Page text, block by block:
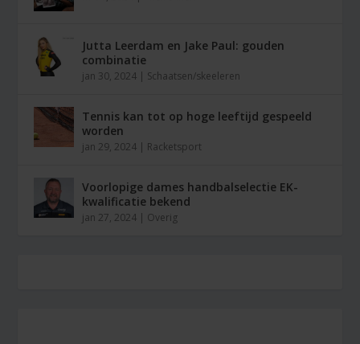
Jutta Leerdam en Jake Paul: gouden
combinatie
jan 30, 2024 | Schaatsen/skeeleren
Tennis kan tot op hoge leeftijd gespeeld
worden
jan 29, 2024 | Racketsport
Voorlopige dames handbalselectie EK-
kwalificatie bekend
jan 27, 2024 | Overig